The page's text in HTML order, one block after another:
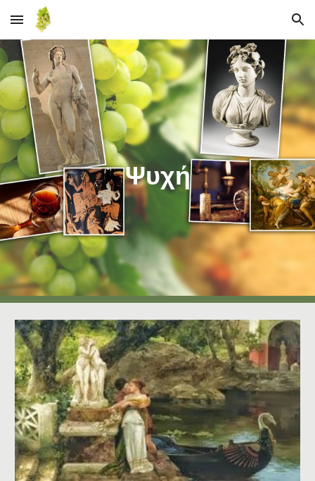
Skip to main content Skip to navigation
Ψυχή